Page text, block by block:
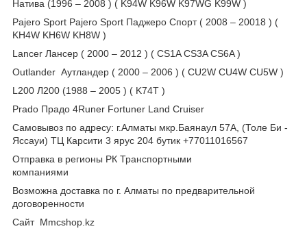
Натива (1996 – 2008 ) ( K94W K96W K97WG K99W )
Pajero Sport Pajero Sport Паджеро Спорт ( 2008 – 20018 ) (
KH4W KH6W KH8W )
Lancer Лансер ( 2000 – 2012 ) ( CS1A CS3A CS6A )
Outlander Аутландер ( 2000 – 2006 ) ( CU2W CU4W CU5W )
L200 Л200 (1988 – 2005 ) ( K74T )
Prado Прадо 4Runer Fortuner Land Cruiser
Самовывоз по адресу: г.Алматы мкр.Баянаул 57А, (Толе Би -
Яссауи) ТЦ Карсити 3 ярус 204 бутик +77011016567
Отправка в регионы РК Транспортными
компаниями
Возможна доставка по г. Алматы по предварительной
договоренности
Cайт Mmcshop.kz